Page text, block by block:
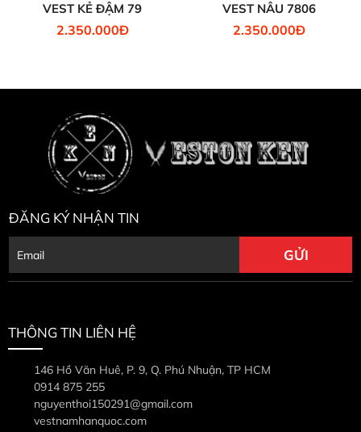
VEST KẺ ĐẬM 79
2.350.000Đ
VEST NÂU 7806
2.350.000Đ
ĐĂNG KÝ NHẬN TIN
THÔNG TIN LIÊN HỆ
146 Hồ Văn Huê, P. 9, Q. Phú Nhuận, TP HCM
0914 875 255
nguyenthoi150291@gmail.com
vestnamhanquoc.com